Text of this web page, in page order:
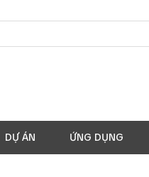
DỰ ÁN ỨNG DỤNG